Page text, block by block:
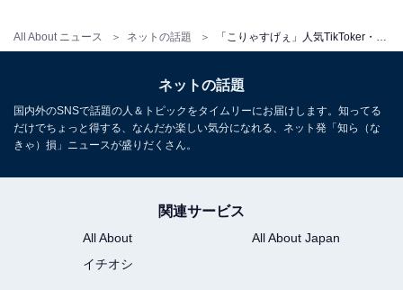
All About ニュース ネットの話題
ネットの話題
国内外のSNSで話題の人＆トピックをタイムリーにお届けします。知ってる
だけでちょっと得する、なんだか楽しい気分になれる、ネット発「知ら（な
きゃ）損」ニュースが盛りだくさん。
関連サービス
All About
All About Japan
イチオシ